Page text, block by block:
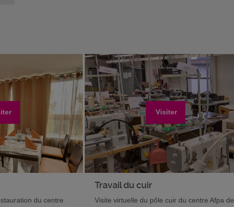
du centre
Visiter
Travail du cuir
Visite virtuelle du pôle cuir du centre Afpa de